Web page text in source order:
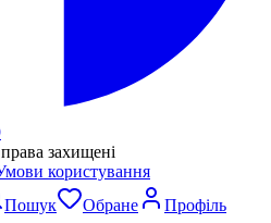
захищені
користування
Пошук Обране Профіль